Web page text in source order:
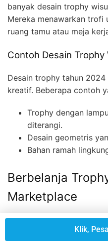
banyak desain trophy
Mereka menawarkan trofi
ruang tamu atau meja
Contoh Desain
Desain trophy tahun
kreatif. Beberapa contoh
Trophy dengan
diterangi.
Desain geometris
Bahan ramah
Berbelanja
Marketplace
beli trophy
Klik,